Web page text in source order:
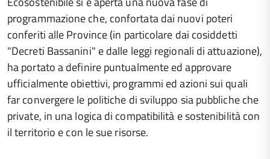
programmazione che, confortata dai nuovi poteri
conferiti alle Province (in particolare dai cosiddetti
"Decreti Bassanini" e dalle leggi regionali di attuazione),
ha portato a definire puntualmente ed approvare
ufficialmente obiettivi, programmi ed azioni sui quali
far convergere le politiche di sviluppo sia pubbliche che
private, in una logica di compatibilità e sostenibilità con
il territorio e con le sue risorse.